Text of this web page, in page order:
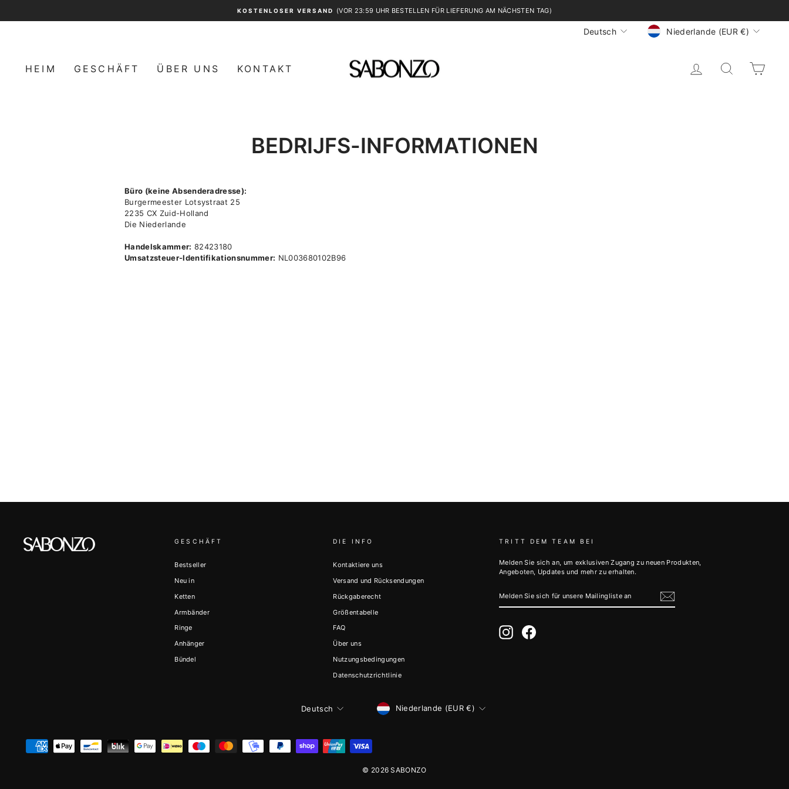
Pause
KOSTENLOSER VERSAND (VOR 23:59 UHR BESTELLEN FÜR LIEFERUNG AM NÄCHSTEN TAG)
SPRACHE
Deutsch WÄHRUNG
Niederlande (EUR €)
HEIM GESCHÄFT ÜBER UNS KONTAKT EINLOGGEN
SUCHE
BEDRIJFS-INFORMATIONEN
Büro (keine Absenderadresse):
Burgermeester Lotsystraat 25
2235 CX Zuid-Holland
Die Niederlande
Handelskammer: 82423180
Umsatzsteuer-Identifikationsnummer: NL003680102B96
GESCHÄFT
Bestseller
Neu in
Ketten
Armbänder
Ringe
Anhänger
Bündel
DIE INFO
Kontaktiere uns
Versand und Rücksendungen
Rückgaberecht
Größentabelle
FAQ
Über uns
Nutzungsbedingungen
Datenschutzrichtlinie
TRITT DEM TEAM BEI
Melden Sie sich an, um exklusiven Zugang zu neuen Produkten,
Angeboten, Updates und mehr zu erhalten.
SIE
MAILINGLISTE
AN
Instagram
SPRACHE
Deutsch WÄHRUNG
Niederlande (EUR €)
© 2026 SABONZO